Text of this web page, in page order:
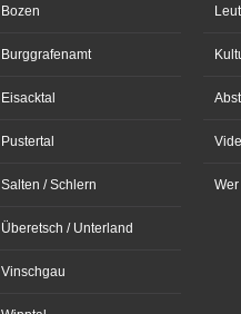
Bozen
Burggrafenamt
Eisacktal
Pustertal
Salten / Schlern
Überetsch / Unterland
Vinschgau